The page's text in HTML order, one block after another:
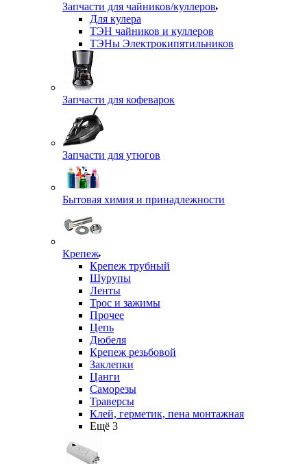
Запчасти для чайников/куллеров
Для кулера
ТЭН чайников и куллеров
ТЭНы Электрокипятильников
Запчасти для кофеварок
Запчасти для утюгов
Бытовая химия и принадлежности
Крепеж
Крепеж трубный
Шурупы
Ленты
Трос и зажимы
Прочее
Цепь
Дюбеля
Крепеж резьбовой
Заклепки
Цанги
Саморезы
Траверсы
Клей, герметик, пена монтажная
Ещё 3